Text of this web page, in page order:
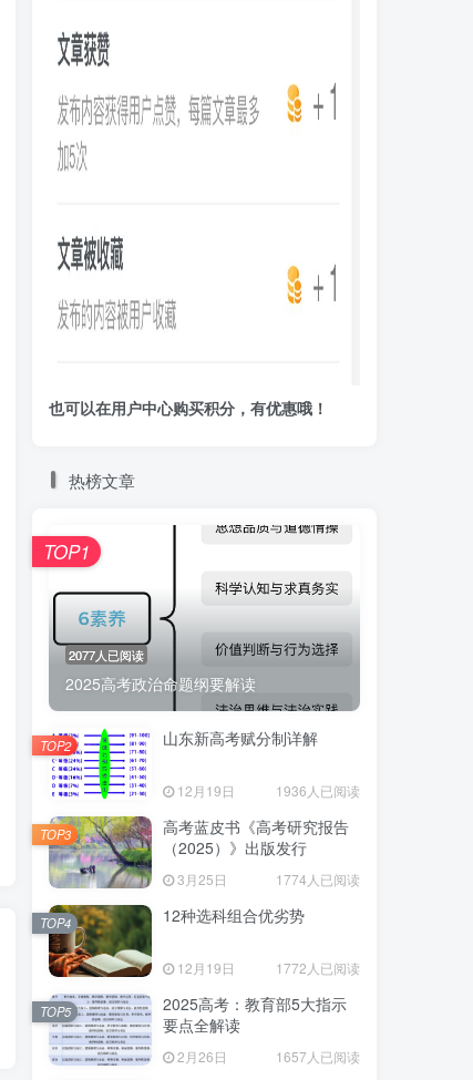
高考蓝皮书《高考研究报告（2025）》出版发行 12种选科组合优劣势
也可以在用户中心购买积分，有优惠哦！
热榜文章
2077人已阅读
2025高考政治命题纲要解读
TOP1
山东新高考赋分制详解
12月19日 1936人已阅读
TOP2
高考蓝皮书《高考研究报告
（2025）》出版发行
3月25日 1774人已阅读
TOP3
12种选科组合优劣势
12月19日 1772人已阅读
TOP4
2025高考：教育部5大指示
要点全解读
2月26日 1657人已阅读
TOP5